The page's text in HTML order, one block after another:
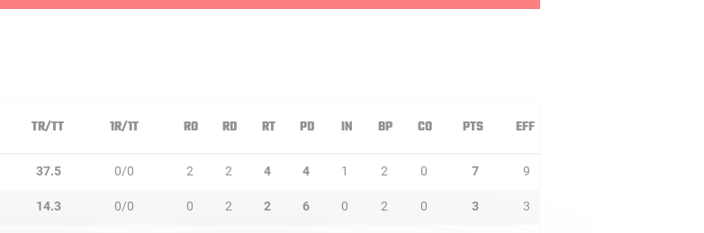
TR/TT 1R/1T RO RD RT PD IN BP CO PTS EFF
37.5 0/0 2 2 4 4 1 2 0 7 9
14.3 0/0 0 2 2 6 0 2 0 3 3